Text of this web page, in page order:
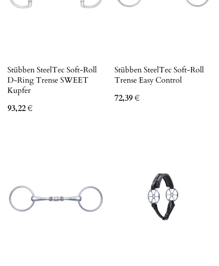
Stübben SteelTec Soft-Roll
D-Ring Trense SWEET
Kupfer
93,22€
Stübben SteelTec Soft-Roll
Trense Easy Control
72,39€